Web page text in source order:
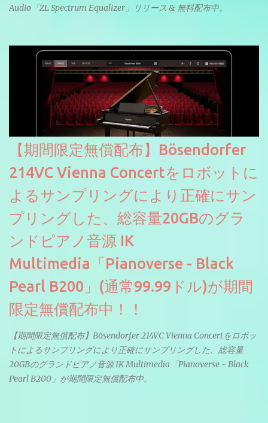
Audio「ZL Spectrum Equalizer」リリース & 無料配布中。
【期間限定無償配布】Bösendorfer
214VC Vienna Concertをロボットに
よるサンプリングにより正確にサン
プリングした、総容量20GBのグラ
ンドピアノ音源 IK
Multimedia「Pianoverse - Black
Pearl B200」(通常99.99ドル)が期間
限定無償配布中！！
【期間限定無償配布】Bösendorfer 214VC Vienna Concertをロボッ
トによるサンプリングにより正確にサンプリングした、総容量
20GBのグランドピアノ音源 IK Multimedia「Pianoverse - Black
Pearl B200」が期間限定無償配布中。